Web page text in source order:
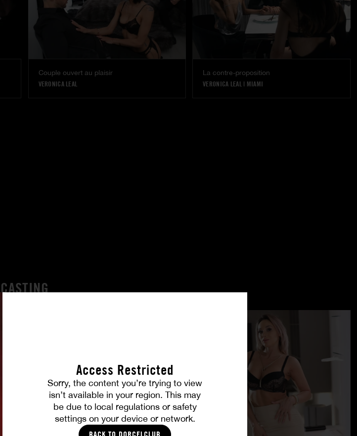
Access Restricted
Sorry, the content you’re trying to view
isn’t available in your region. This may
be due to local regulations or safety
settings on your device or network.
Couple ouvert au plaisir
VERONICA LEAL
La contre-proposition
VERONICA LEAL | MIAMI
CASTING